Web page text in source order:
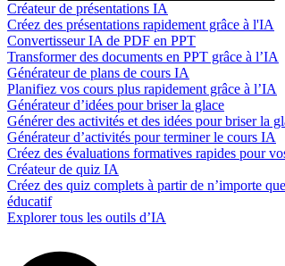
Créateur de présentations IA
Créez des présentations rapidement grâce à l'IA
Convertisseur IA de PDF en PPT
Transformer des documents en PPT grâce à l’IA
Générateur de plans de cours IA
Planifiez vos cours plus rapidement grâce à l’IA
Générateur d’idées pour briser la glace
Générer des activités et des idées pour briser la
Générateur d’activités pour terminer le cours IA
Créez des évaluations formatives rapides pour
Créateur de quiz IA
Créez des quiz complets à partir de n’importe
éducatif
Explorer tous les outils d’IA